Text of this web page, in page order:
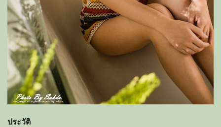
ประวัติ